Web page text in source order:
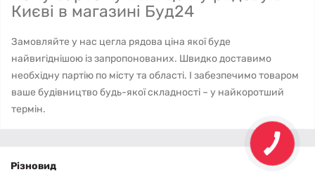
Києві в магазині Буд24
Замовляйте у нас цегла рядова ціна якої буде
найвигіднішою із запропонованих. Швидко доставимо
необхідну партію по місту та області. І забезпечимо товаром
ваше будівництво будь-якої складності – у найкоротший
термін.
Різновид